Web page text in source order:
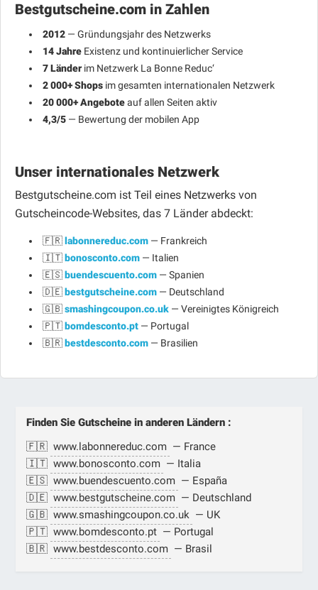
Bestgutscheine.com in Zahlen
2012 — Gründungsjahr des Netzwerks
14 Jahre Existenz und kontinuierlicher Service
7 Länderim Netzwerk La Bonne Reduc‘
2 000+ Shops im gesamten internationalen Netzwerk
20 000+ Angeboteauf allen Seiten aktiv
4,3/5 — Bewertung der mobilen App
Unser internationales Netzwerk
Bestgutscheine.com ist Teil eines Netzwerks von
Gutscheincode-Websites, das 7 Länder abdeckt:
🇫🇷labonnereduc.com — Frankreich
🇮🇹bonosconto.com — Italien
🇪🇸buendescuento.com — Spanien
🇩🇪bestgutscheine.com — Deutschland
🇬🇧smashingcoupon.co.uk — Vereinigtes Königreich
🇵🇹bomdesconto.pt — Portugal
🇧🇷bestdesconto.com — Brasilien
Finden Sie Gutscheine in anderen Ländern :
🇫🇷 www.labonnereduc.com — France
🇮🇹 www.bonosconto.com — Italia
🇪🇸 www.buendescuento.com — España
🇩🇪 www.bestgutscheine.com — Deutschland
🇬🇧 www.smashingcoupon.co.uk — UK
🇵🇹 www.bomdesconto.pt — Portugal
🇧🇷 www.bestdesconto.com — Brasil